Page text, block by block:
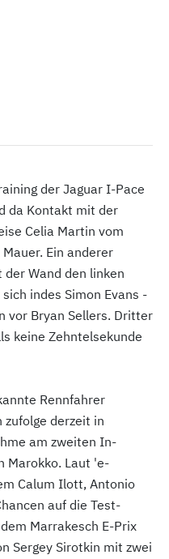
der Jaguar I-Pace
da Kontakt mit der
Celia Martin vom
Ein anderer
Wand den linken
indes Simon Evans -
vor Bryan Sellers. Dritter
keine Zehntelsekunde
Rennfahrer
derzeit in
am zweiten In-
Marokko. Laut 'e-
Calum Ilott, Antonio
auf die Test-
Marrakesch E-Prix
Sergey Sirotkin mit zwei